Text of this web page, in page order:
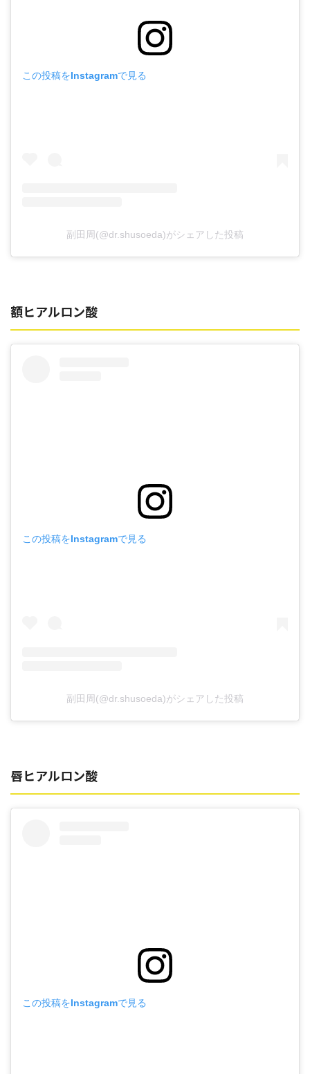
この投稿をInstagramで見る
副田周(@dr.shusoeda)がシェアした投稿
額ヒアルロン酸
この投稿をInstagramで見る
副田周(@dr.shusoeda)がシェアした投稿
唇ヒアルロン酸
この投稿をInstagramで見る